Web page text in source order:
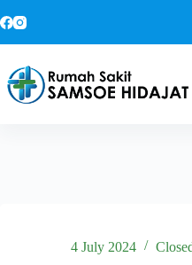
to
4 July 2024